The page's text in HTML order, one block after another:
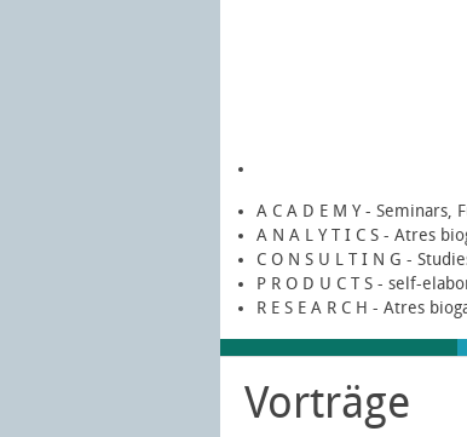
A C A D E M Y - Seminars,
A N A L Y T I C S - Atres
C O N S U L T I N G -
P R O D U C T S - self-
R E S E A R C H - Atres
Vorträge